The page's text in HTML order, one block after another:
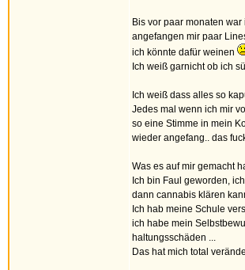
Bis vor paar monaten
angefangen mir paar
ich könnte dafür weinen
Ich weiß garnicht ob ich
Ich weiß dass alles so
Jedes mal wenn ich mir
so eine Stimme in mein
wieder angefang.. das
Was es auf mir gemacht
Ich bin Faul geworden,
dann cannabis klären
Ich hab meine Schule
ich habe mein
haltungsschäden ...
Das hat mich total